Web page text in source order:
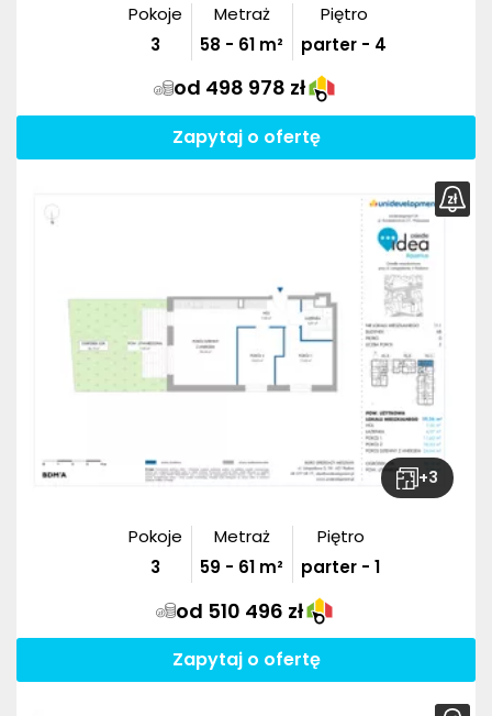
Pokoje
3
Metraż
58 - 61 m²
Piętro
parter - 4
od 498 978 zł
Zapytaj o ofertę
+3
Pokoje
3
Metraż
59 - 61 m²
Piętro
parter - 1
od 510 496 zł
Zapytaj o ofertę